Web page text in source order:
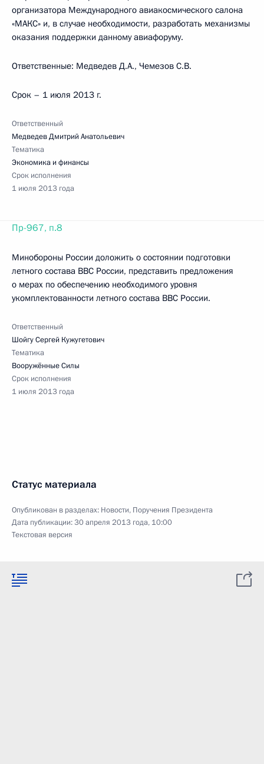
организатора Международного авиакосмического салона
«МАКС» и, в случае необходимости, разработать механизмы
оказания поддержки данному авиафоруму.
Ответственные: Медведев Д.А., Чемезов С.В.
Срок – 1 июля 2013 г.
Ответственный
Медведев Дмитрий Анатольевич
Тематика
Экономика и финансы
Срок исполнения
1 июля 2013 года
Пр-967, п.8
Минобороны России доложить о состоянии подготовки
летного состава ВВС России, представить предложения
о мерах по обеспечению необходимого уровня
укомплектованности летного состава ВВС России.
Ответственный
Шойгу Сергей Кужугетович
Тематика
Вооружённые Силы
Срок исполнения
1 июля 2013 года
Статус материала
Опубликован в разделах: Новости, Поручения Президента
Дата публикации:30 апреля 2013 года, 10:00
Текстовая версия